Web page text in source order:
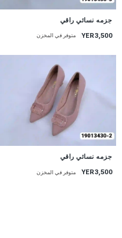
جزمه نسائي راقي
YER3,500 متوفر في المخزن
جزمه نسائي راقي
YER3,500 متوفر في المخزن